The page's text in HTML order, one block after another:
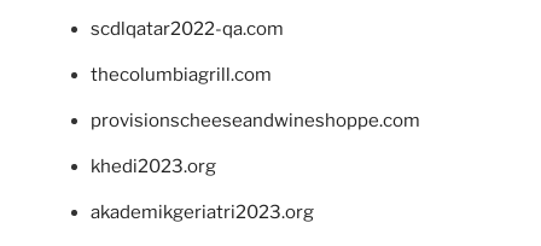
scdlqatar2022-qa.com
thecolumbiagrill.com
provisionscheeseandwineshoppe.com
khedi2023.org
akademikgeriatri2023.org